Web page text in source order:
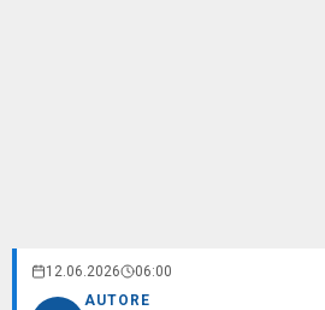
12.06.2026 06:00
AUTORE